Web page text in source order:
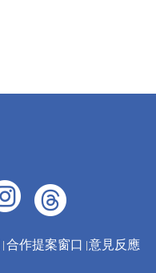
合作提案窗口 意見反應